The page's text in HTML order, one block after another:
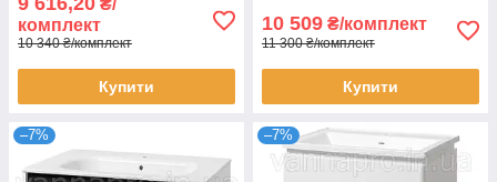
₴/
комплект
10 340 ₴/комплект
Купити
10 509 ₴/комплект
11 300 ₴/комплект
Купити
–7% –7%